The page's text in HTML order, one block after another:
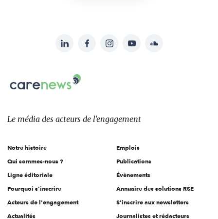
sur:
LinkedInFacebookInstagramYouTubeSoundcloud
Carenews,
Le
des
l'engagement
Le média des acteurs de l'engagement
Notre histoire
Qui sommes-nous ?
Ligne éditoriale
Pourquoi s'inscrire
Acteurs de l'engagement
Actualités
Emplois
Publications
Évènements
Annuaire des solutions RSE
S'inscrire aux newsletters
Journalistes et rédacteurs